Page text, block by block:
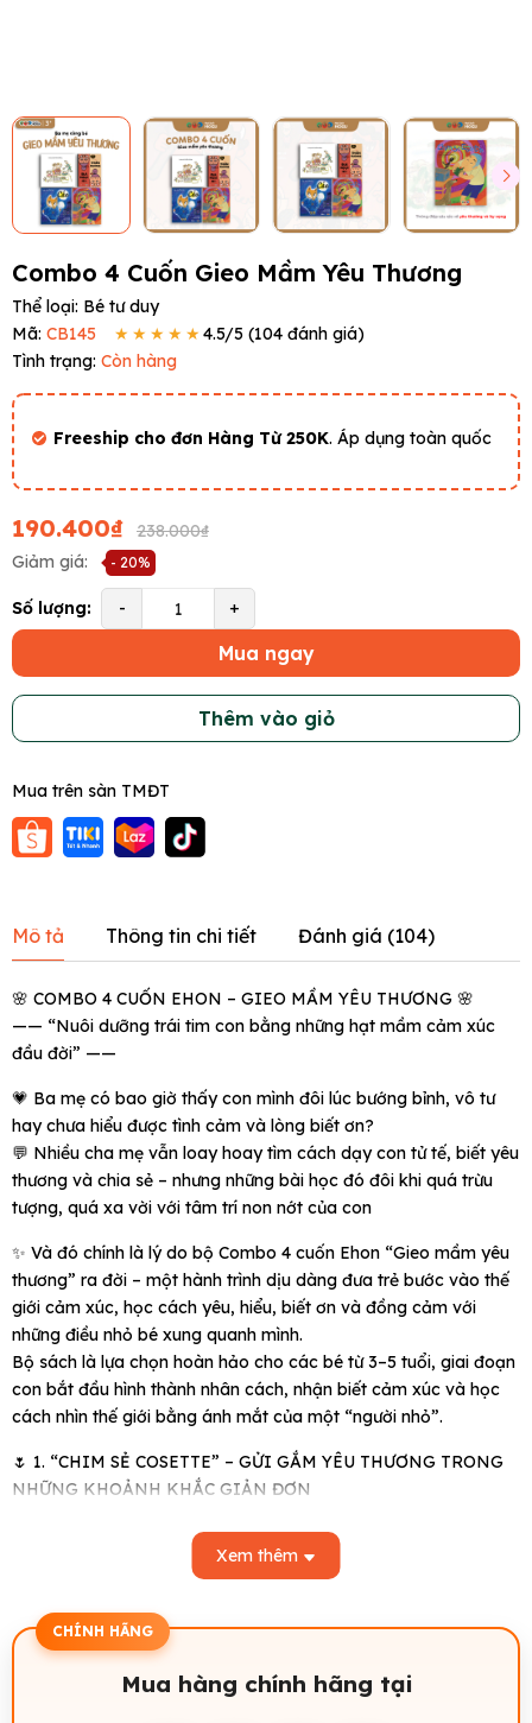
Combo 4 Cuốn Gieo Mầm Yêu Thương
Thể loại: Bé tư duy
Mã: CB145 ★★★★★4.5/5 (104 đánh giá)
Tình trạng: Còn hàng
Freeship cho đơn Hàng Từ 250K. Áp dụng toàn quốc
190.400₫
238.000₫
Giảm giá:
- 20%
Số lượng: - +
Mua ngay
Thêm vào giỏ
Mua trên sàn TMĐT
Mô tả Thông tin chi tiết Đánh giá (104)
🌸 COMBO 4 CUỐN EHON – GIEO MẦM YÊU THƯƠNG 🌸
—— “Nuôi dưỡng trái tim con bằng những hạt mầm cảm xúc
đầu đời” ——
💗 Ba mẹ có bao giờ thấy con mình đôi lúc bướng bỉnh, vô tư
hay chưa hiểu được tình cảm và lòng biết ơn?
💬 Nhiều cha mẹ vẫn loay hoay tìm cách dạy con tử tế, biết yêu
thương và chia sẻ – nhưng những bài học đó đôi khi quá trừu
tượng, quá xa vời với tâm trí non nớt của con
✨ Và đó chính là lý do bộ Combo 4 cuốn Ehon “Gieo mầm yêu
thương” ra đời – một hành trình dịu dàng đưa trẻ bước vào thế
giới cảm xúc, học cách yêu, hiểu, biết ơn và đồng cảm với
những điều nhỏ bé xung quanh mình.
Bộ sách là lựa chọn hoàn hảo cho các bé từ 3–5 tuổi, giai đoạn
con bắt đầu hình thành nhân cách, nhận biết cảm xúc và học
cách nhìn thế giới bằng ánh mắt của một “người nhỏ”.
🌷 1. “CHIM SẺ COSETTE” – GỬI GẮM YÊU THƯƠNG TRONG
NHỮNG KHOẢNH KHẮC GIẢN ĐƠN
thấu hiểu và lòng trắc ẩn.
💟 Chạm vào trái tim non nớt bắt đầu cảm nhận thế giới cảm
câu chuyện bình thường mà ẩn chứa trong đó là cả một bầu
trời ký ức không thể phai nhòa của đất nước Nhật Bản trong
những năm tháng bị đau thương bủa vây.
Xem thêm
CHÍNH HÃNG
Mua hàng chính hãng tại